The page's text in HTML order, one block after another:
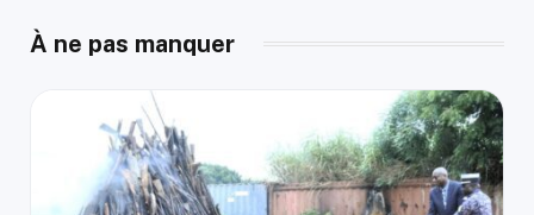
À ne pas manquer